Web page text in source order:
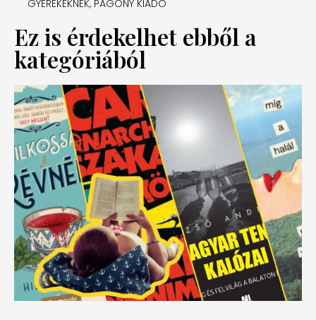
GYEREKEKNEK, PAGONY KIADÓ
Ez is érdekelhet ebből a
kategóriából